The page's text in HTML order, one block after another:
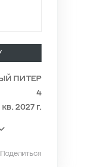
ПИТЕР
4
кв. 2027 г.
1
Поделиться